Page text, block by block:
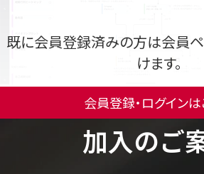
カード接続によるデータ分析フロー
既に会員登録済みの方は会員
けます。
会員登録・ログインは
加入のご